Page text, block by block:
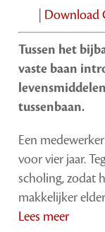
Download
Tussen het
vaste baan
tussenbaan.
Een
voor vier jaar.
scholing, zodat
makkelijker
Lees meer